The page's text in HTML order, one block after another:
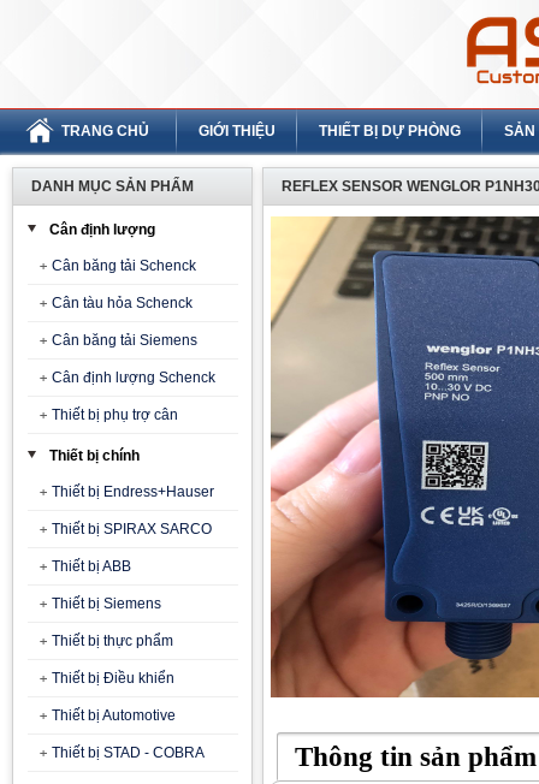
TRANG CHỦ GIỚI THIỆU THIẾT BỊ DỰ PHÒNG SẢN
DANH MỤC SẢN PHẨM
Cân định lượng
Cân băng tải Schenck
Cân tàu hỏa Schenck
Cân băng tải Siemens
Cân định lượng Schenck
Thiết bị phụ trợ cân
Thiết bị chính
Thiết bị Endress+Hauser
Thiết bị SPIRAX SARCO
Thiết bị ABB
Thiết bị Siemens
Thiết bị thực phẩm
Thiết bị Điều khiển
Thiết bị Automotive
Thiết bị STAD - COBRA
REFLEX SENSOR WENGLOR
Thông tin sản phẩm